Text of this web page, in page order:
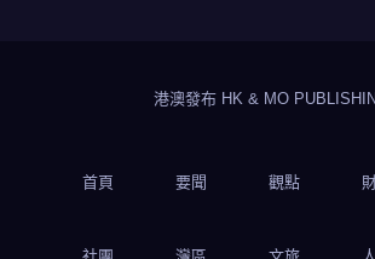
港澳發布 HK & MO
首頁 要聞 觀點